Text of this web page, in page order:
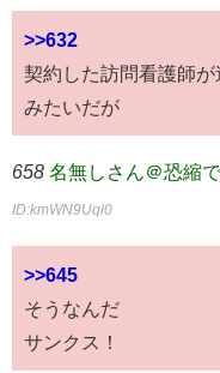
>>632
契約した訪問看護師
みたいだが
658 名無しさん＠恐縮
ID:kmWN9Uql0
>>645
そうなんだ
サンクス！